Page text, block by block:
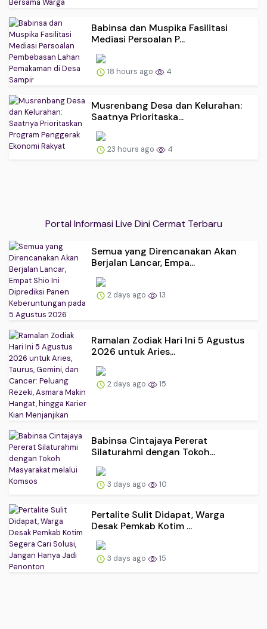
Babinsa dan Muspika Fasilitasi
Mediasi Persoalan P...
18 hours ago 4
Musrenbang Desa dan Kelurahan:
Saatnya Prioritaska...
23 hours ago 4
Portal Informasi Live Dini Cermat Terbaru
Semua yang Direncanakan Akan
Berjalan Lancar, Empa...
2 days ago 13
Ramalan Zodiak Hari Ini 5 Agustus
2026 untuk Aries...
2 days ago 15
Babinsa Cintajaya Pererat
Silaturahmi dengan Tokoh...
3 days ago 10
Pertalite Sulit Didapat, Warga
Desak Pemkab Kotim ...
3 days ago 15